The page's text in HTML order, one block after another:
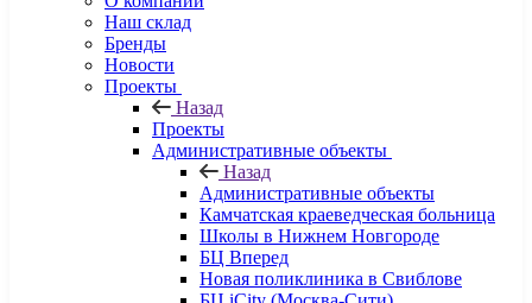
Наш склад
Бренды
Новости
Проекты
Назад
Проекты
Административные объекты
Назад
Административные объекты
Камчатская краеведческая больница
Школы в Нижнем Новгороде
БЦ Вперед
Новая поликлиника в Свиблове